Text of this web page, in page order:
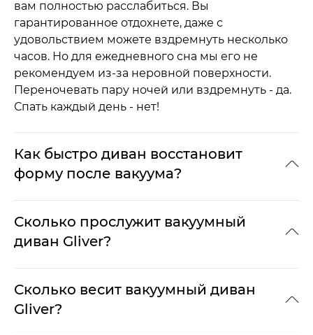
вам полностью расслабиться. Вы
гарантированное отдохнете, даже с
удовольствием можете вздремнуть несколько
часов. Но для ежедневного сна мы его не
рекомендуем из-за неровной поверхности.
Переночевать пару ночей или вздремнуть - да.
Спать каждый день - нет!
Как быстро диван восстановит
форму после вакуума?
Сколько прослужит вакуумный
диван Gliver?
Сколько весит вакуумный диван
Gliver?